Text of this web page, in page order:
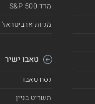
מדד 500 S&P
מניות ארביטראז'
טאבו ישיר
נסח טאבו
תשריט בניין